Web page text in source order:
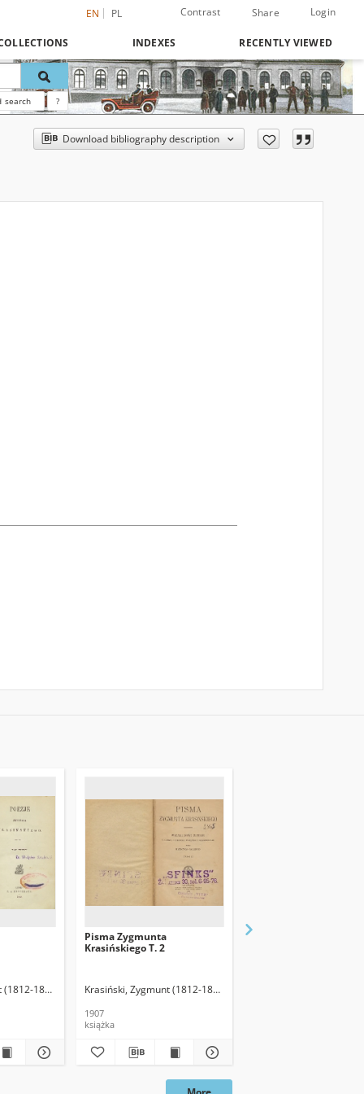
EN PL Contrast Share Login
INDEXES RECENTLY VIEWED
search ?
Download bibliography description
1859)
Pisma Zygmunta
Krasińskiego T. 2
Krasiński, Zygmunt (1812-1859)
1907
książka